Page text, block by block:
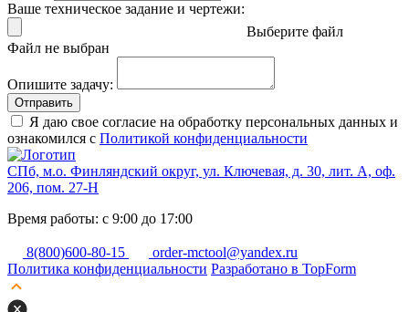
Ваше техническое задание и чертежи:
Выберите файл
Файл не выбран
Опишите задачу:
Отправить
Я даю свое согласие на обработку персональных данных и
ознакомился с Политикой конфиденциальности
СПб, м.о. Финляндский округ, ул. Ключевая, д. 30, лит. А, оф.
206, пом. 27-Н
Время работы: с 9:00 до 17:00
8(800)600-80-15
order-mctool@yandex.ru
Политика конфиденциальности Разработано в TopForm